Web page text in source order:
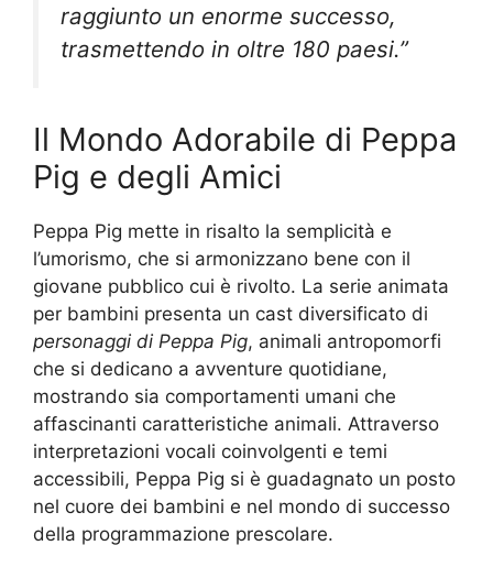
raggiunto un enorme successo,
trasmettendo in oltre 180 paesi.”
Il Mondo Adorabile di Peppa
Pig e degli Amici
Peppa Pig mette in risalto la semplicità e
l’umorismo, che si armonizzano bene con il
giovane pubblico cui è rivolto. La serie animata
per bambini presenta un cast diversificato di
personaggi di Peppa Pig, animali antropomorfi
che si dedicano a avventure quotidiane,
mostrando sia comportamenti umani che
affascinanti caratteristiche animali. Attraverso
interpretazioni vocali coinvolgenti e temi
accessibili, Peppa Pig si è guadagnato un posto
nel cuore dei bambini e nel mondo di successo
della programmazione prescolare.